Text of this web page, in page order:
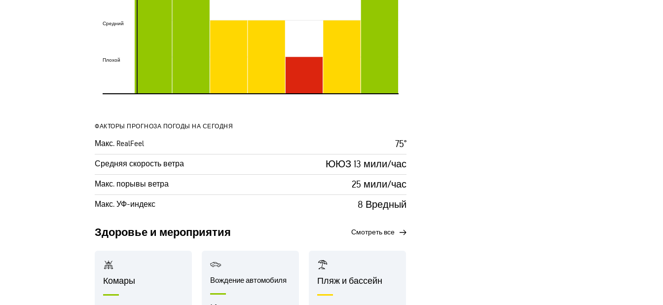
Средний
Плохой
Средний
Плохой
ФАКТОРЫ ПРОГНОЗА ПОГОДЫ НА СЕГОДНЯ
Макс. RealFeel 75°
Средняя скорость ветра ЮЮЗ 13 мили/час
Макс. порывы ветра 25 мили/час
Макс. УФ-индекс 8 Вредный
Здоровье и мероприятия смотреть все
Комары Вождение автомобиля Пляж и бассейн